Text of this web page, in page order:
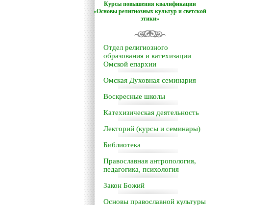
Курсы повышения квалификации
«Основы религиозных культур и светской
этики»
Отдел религиозного
образования и катехизации
Омской епархии
Омская Духовная семинария
Воскресные школы
Катехизическая деятельность
Лекторий (курсы и семинары)
Библиотека
Православная антропология,
педагогика, психология
Закон Божий
Основы православной культуры